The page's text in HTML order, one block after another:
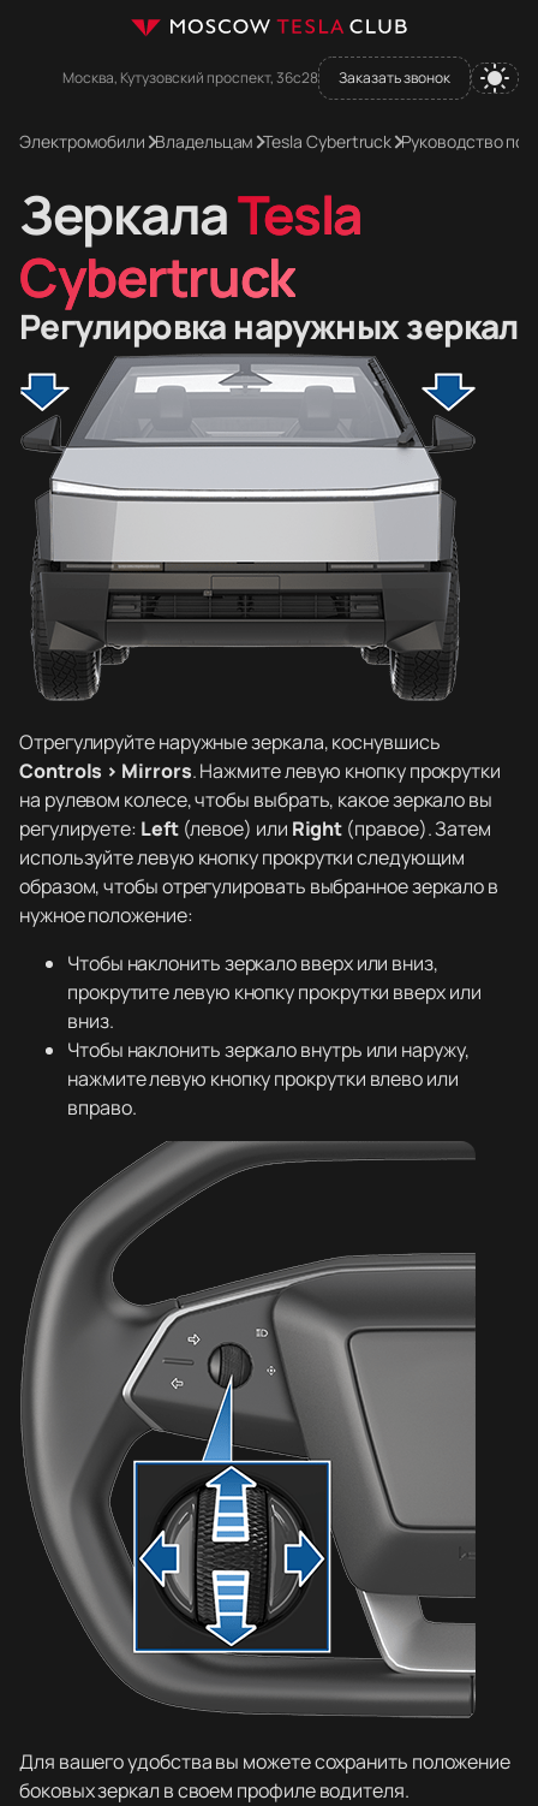
Москва, Кутузовский проспект, 36с28 Заказать звонок
Электромобили Владельцам Tesla Cybertruck Руководство
ЗеркалаTesla
Cybertruck
Регулировка наружных зеркал
Отрегулируйте наружные зеркала, коснувшись
Controls > Mirrors. Нажмите левую кнопку прокрутки
на рулевом колесе, чтобы выбрать, какое зеркало вы
регулируете: Left(левое) или Right (правое). Затем
используйте левую кнопку прокрутки следующим
образом, чтобы отрегулировать выбранное зеркало в
нужное положение:
Чтобы наклонить зеркало вверх или вниз,
прокрутите левую кнопку прокрутки вверх или
вниз.
Чтобы наклонить зеркало внутрь или наружу,
нажмите левую кнопку прокрутки влево или
вправо.
Для вашего удобства вы можете сохранить положение
боковых зеркал в своем профиле водителя.